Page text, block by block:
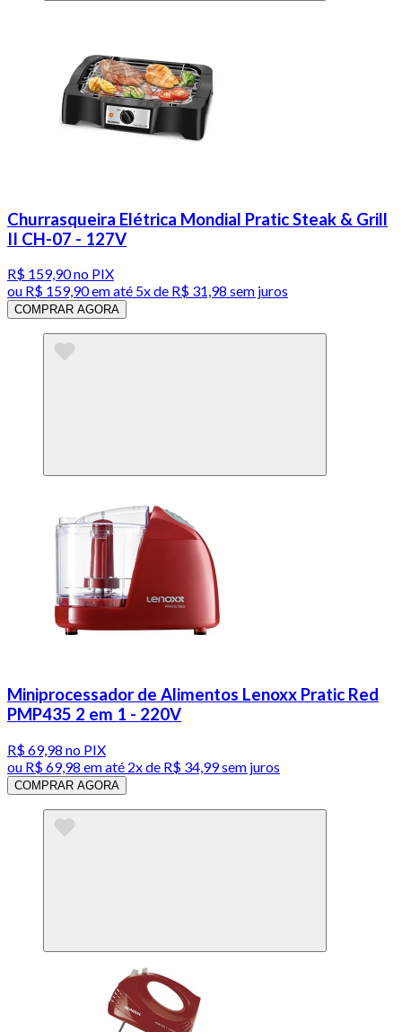
Churrasqueira Elétrica Mondial Pratic Steak & Grill
II CH-07 - 127V
R$ 159,90no PIX
ou R$ 159,90em até 5x de R$ 31,98 sem juros
COMPRAR AGORA
Miniprocessador de Alimentos Lenoxx Pratic Red
PMP435 2 em 1 - 220V
R$ 69,98 no PIX
ou R$ 69,98 em até 2x de R$ 34,99 sem juros
COMPRAR AGORA